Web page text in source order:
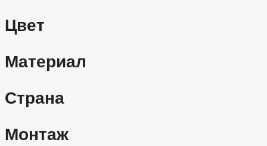
Цвет
Материал
Страна
Монтаж